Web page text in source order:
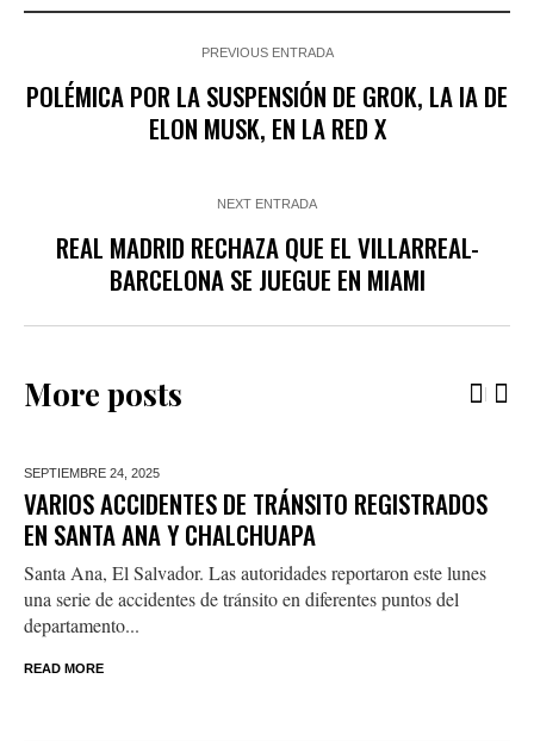
PREVIOUS ENTRADA
POLÉMICA POR LA SUSPENSIÓN DE GROK, LA IA DE
ELON MUSK, EN LA RED X
NEXT ENTRADA
REAL MADRID RECHAZA QUE EL VILLARREAL-
BARCELONA SE JUEGUE EN MIAMI
More posts
SEPTIEMBRE 24, 2025
VARIOS ACCIDENTES DE TRÁNSITO REGISTRADOS
EN SANTA ANA Y CHALCHUAPA
Santa Ana, El Salvador. Las autoridades reportaron este lunes
una serie de accidentes de tránsito en diferentes puntos del
departamento...
READ MORE